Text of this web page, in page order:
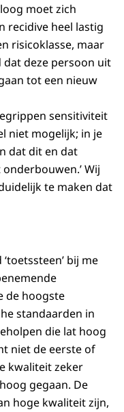
moet zich
recidive heel lastig
risicoklasse, maar
dat deze persoon uit
tot een nieuw
sensitiviteit
niet mogelijk; in je
dat dit en dat
Wij
te maken dat
bij me
de hoogste
standaarden in
die lat hoog
niet de eerste of
kwaliteit zeker
gegaan. De
hoge kwaliteit zijn,